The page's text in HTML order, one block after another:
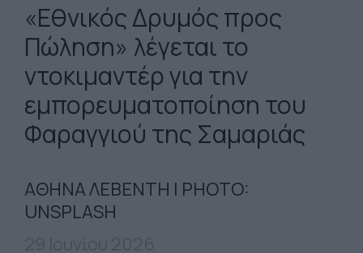
«Εθνικός Δρυμός προς
Πώληση» λέγεται το
ντοκιμαντέρ για την
εμπορευματοποίηση του
Φαραγγιού της Σαμαριάς
ΑΘΗΝΑ ΛΕΒΕΝΤΗ | PHOTO:
UNSPLASH